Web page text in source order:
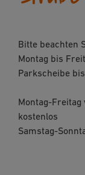
Bitte beachten
Montag bis
Parkscheibe
Montag-
kostenlos
Samstag-